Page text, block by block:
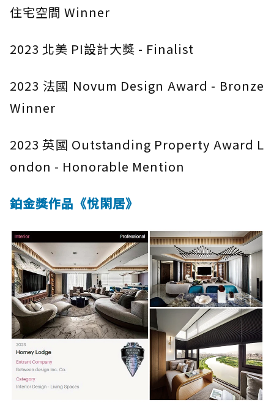
住宅空間 Winner
2023 北美 PI設計大獎 - Finalist
2023 法國 Novum Design Award - Bronze
Winner
2023 英國 Outstanding Property Award L
ondon - Honorable Mention
鉑金獎作品《悅閑居》